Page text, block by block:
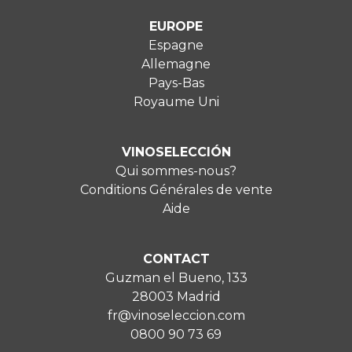
EUROPE
Espagne
Allemagne
Pays-Bas
Royaume Uni
VINOSELECCIÓN
Qui sommes-nous?
Conditions Générales de vente
Aide
CONTACT
Guzman el Bueno, 133
28003 Madrid
fr@vinoseleccion.com
0800 90 73 69